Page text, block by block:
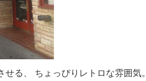
る、 ちょっぴりレトロな雰囲気。